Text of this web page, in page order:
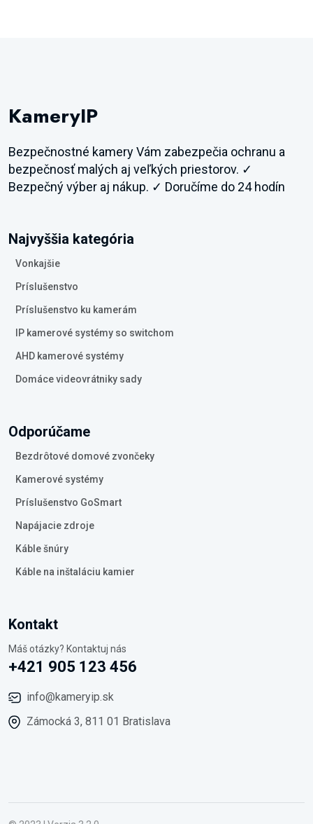
KameryIP
Bezpečnostné kamery Vám zabezpečia ochranu a
bezpečnosť malých aj veľkých priestorov. ✓
Bezpečný výber aj nákup. ✓ Doručíme do 24 hodín
Najvyššia kategória
Vonkajšie
Príslušenstvo
Príslušenstvo ku kamerám
IP kamerové systémy so switchom
AHD kamerové systémy
Domáce videovrátniky sady
Odporúčame
Bezdrôtové domové zvončeky
Kamerové systémy
Príslušenstvo GoSmart
Napájacie zdroje
Káble šnúry
Káble na inštaláciu kamier
Kontakt
Máš otázky? Kontaktuj nás
+421 905 123 456
info@kameryip.sk
Zámocká 3, 811 01 Bratislava